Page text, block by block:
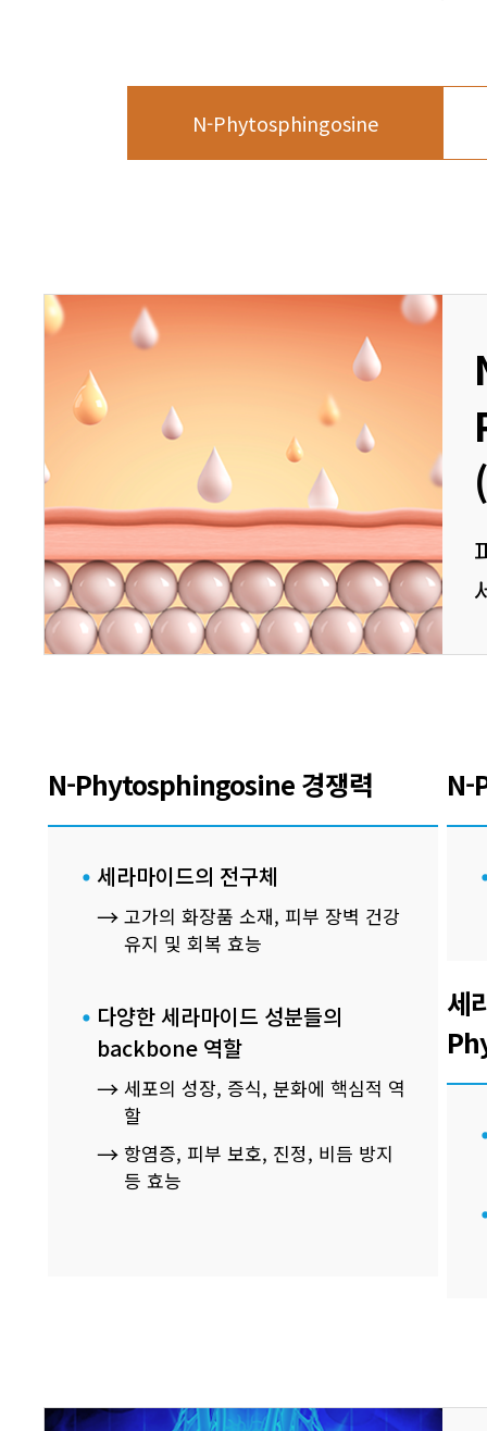
N-Phytosphingosine
N-Phytosphingosine 경쟁력
세라마이드의 전구체
고가의 화장품 소재, 피부 장벽 건강
유지 및 회복 효능
다양한 세라마이드 성분들의
backbone 역할
세포의 성장, 증식, 분화에 핵심적 역
할
항염증, 피부 보호, 진정, 비듬 방지
등 효능
N-
세